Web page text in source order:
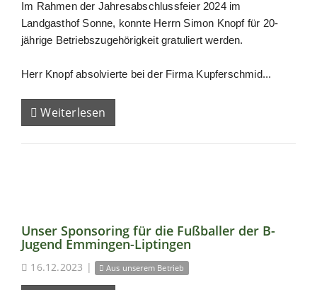
Im Rahmen der Jahresabschlussfeier 2024 im
Landgasthof Sonne, konnte Herrn Simon Knopf für 20-
jährige Betriebszugehörigkeit gratuliert werden.
Herr Knopf absolvierte bei der Firma Kupferschmid...
Weiterlesen
Unser Sponsoring für die Fußballer der B-
Jugend Emmingen-Liptingen
16.12.2023 | Aus unserem Betrieb